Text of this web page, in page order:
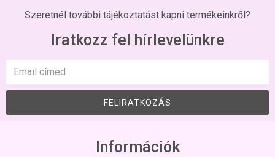
Szeretnél további tájékoztatást kapni termékeinkről?
Iratkozz fel hírlevelünkre
FELIRATKOZÁS
Információk